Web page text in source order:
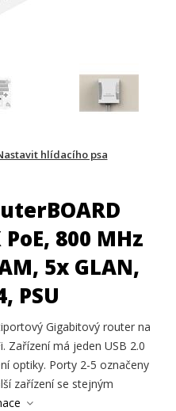
hlídacího psa
PoE, 800 MHz
5x GLAN,
PSU
Gigabitový router na
Zařízení má jeden USB 2.0
optiky. Porty 2-5 označeny
zařízení se stejným